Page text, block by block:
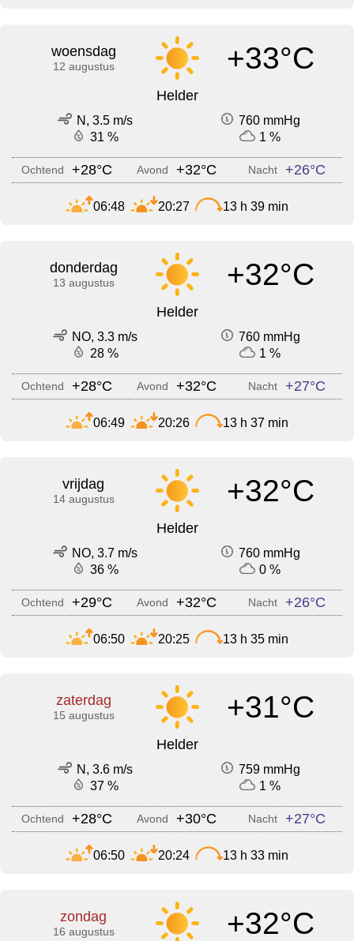
woensdag
12 augustus +33°C
Helder
N, 3.5 m/s
760 mmHg
31 %
1 %
Ochtend +28°C Avond +32°C Nacht +26°C
06:48 20:27 13 h 39 min
donderdag
13 augustus +32°C
Helder
NO, 3.3 m/s
760 mmHg
28 %
1 %
Ochtend +28°C Avond +32°C Nacht +27°C
06:49 20:26 13 h 37 min
vrijdag
14 augustus +32°C
Helder
NO, 3.7 m/s
760 mmHg
36 %
0 %
Ochtend +29°C Avond +32°C Nacht +26°C
06:50 20:25 13 h 35 min
zaterdag
15 augustus +31°C
Helder
N, 3.6 m/s
759 mmHg
37 %
1 %
Ochtend +28°C Avond +30°C Nacht +27°C
06:50 20:24 13 h 33 min
zondag
16 augustus +32°C